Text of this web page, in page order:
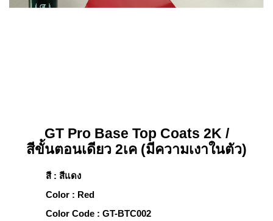
GT Pro Base Top Coats 2K /
สีขั้นตอนเดียว 2เค (มีความเงาในตัว)
สี : สีแดง
Color : Red
Color Code : GT-BTC002